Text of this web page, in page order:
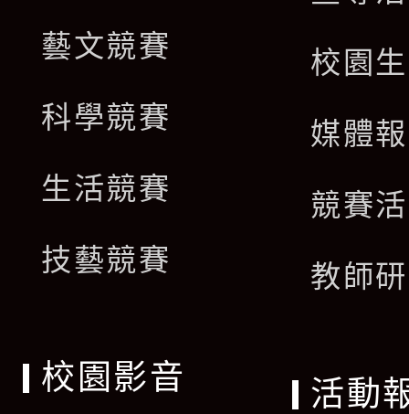
藝文競賽
科學競賽
生活競賽
技藝競賽
校園
媒體
競賽
教師
校園影音 活動